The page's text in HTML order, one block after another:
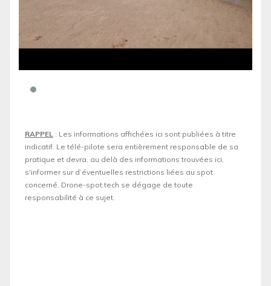
RAPPEL : Les informations affichées ici sont publiées à titre
indicatif. Le télé-pilote sera entièrement responsable de sa
pratique et devra, au delà des informations trouvées ici,
s'informer sur d’éventuelles restrictions liées au spot
concerné. Drone-spot.tech se dégage de toute
responsabilité à ce sujet.